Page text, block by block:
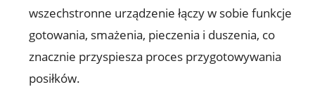
wszechstronne urządzenie łączy w sobie funkcje
gotowania, smażenia, pieczenia i duszenia, co
znacznie przyspiesza proces przygotowywania
posiłków.